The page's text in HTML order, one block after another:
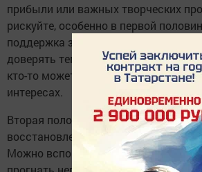
прибыли или важных творческих
рискуйте, особенно в первой
поддержка звезд будет очень
доверять тем, кто обещает слишком
кто-то может попытаться
интересах.
Вторая половина дня больше
восстановления сил, чем для
Можно вспомнить о старом хобби –